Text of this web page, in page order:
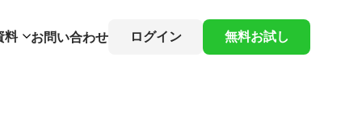
料 お問い合わせ ログイン 無料お試し